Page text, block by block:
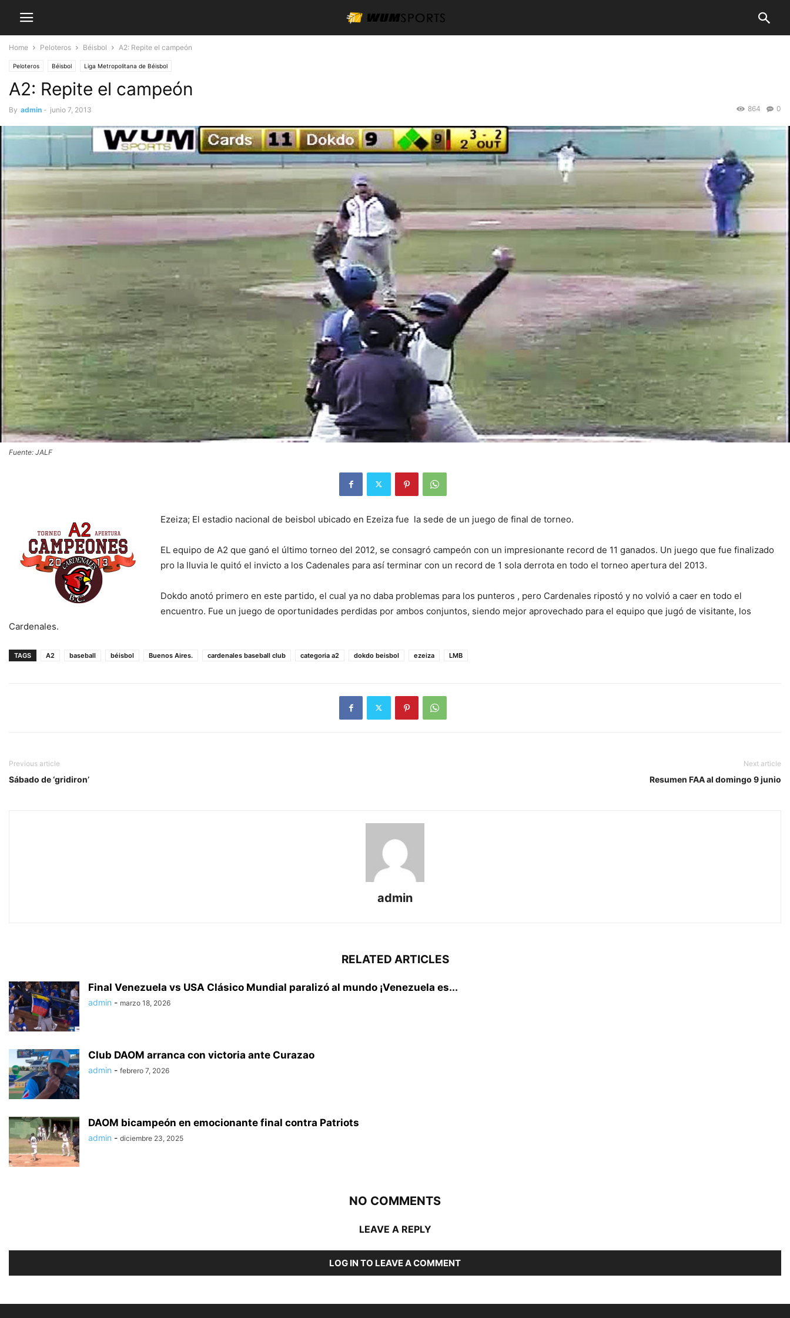
Home Peloteros Béisbol A2: Repite el campeón
Peloteros Béisbol Liga Metropolitana de Béisbol
A2: Repite el campeón
By admin - junio 7, 2013 0
864
Fuente: JALF
Ezeiza; El estadio nacional de beisbol ubicado en Ezeiza fue la sede de un juego de final de torneo.
EL equipo de A2 que ganó el último torneo del 2012, se consagró campeón con un impresionante record de 11 ganados. Un juego que fue finalizado
pro la lluvia le quitó el invicto a los Cadenales para así terminar con un record de 1 sola derrota en todo el torneo apertura del 2013.
Dokdo anotó primero en este partido, el cual ya no daba problemas para los punteros , pero Cardenales ripostó y no volvió a caer en todo el
encuentro. Fue un juego de oportunidades perdidas por ambos conjuntos, siendo mejor aprovechado para el equipo que jugó de visitante, los
Cardenales.
TAGS A2 baseball béisbol Buenos Aires. cardenales baseball club categoria a2 dokdo beisbol ezeiza LMB
Previous article
Sábado de ‘gridiron’
Next article
Resumen FAA al domingo 9 junio
admin
RELATED ARTICLES
Final Venezuela vs USA Clásico Mundial paralizó al mundo ¡Venezuela es...
admin - marzo 18, 2026
Club DAOM arranca con victoria ante Curazao
admin - febrero 7, 2026
DAOM bicampeón en emocionante final contra Patriots
admin - diciembre 23, 2025
NO COMMENTS
LEAVE A REPLY
LOG IN TO LEAVE A COMMENT